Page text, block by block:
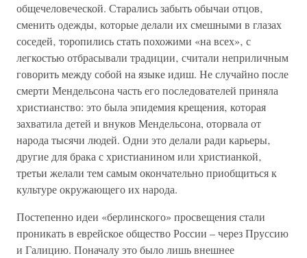
общечеловеческой. Старались забыть обычаи отцов‚
сменить одежды‚ которые делали их смешными в глазах
соседей‚ торопились стать похожими «на всех»‚ с
легкостью отбрасывали традиции‚ считали неприличным
говорить между собой на языке идиш. Не случайно после
смерти Мендельсона часть его последователей приняла
христианство: это была эпидемия крещения‚ которая
захватила детей и внуков Мендельсона, оторвала от
народа тысячи людей. Одни это делали ради карьеры‚
другие для брака с христианином или христианкой‚
третьи желали тем самым окончательно приобщиться к
культуре окружающего их народа.
Постепенно идеи «берлинского» просвещения стали
проникать в еврейское общество России – через Пруссию
и Галицию. Поначалу это было лишь внешнее